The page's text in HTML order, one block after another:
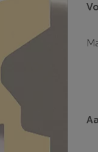
ophangsysteem